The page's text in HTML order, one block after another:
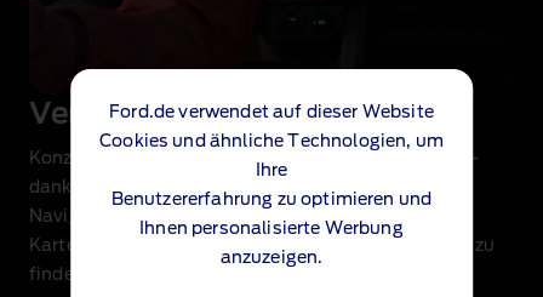
Ford.de verwendet auf dieser Website
Cookies und ähnliche Technologien, um
Ihre
Benutzererfahrung zu optimieren und
Ihnen personalisierte Werbung
anzuzeigen.
Vernetzte Navigation
Konzentrieren Sie sich voll und ganz auf die Straße –
dank sprachgesteuerter Routenabfragen und
Navigationshinweisen. Intuitive, zuverlässige
Kartenfunktionen helfen Ihnen, angenehme Routen zu
finden